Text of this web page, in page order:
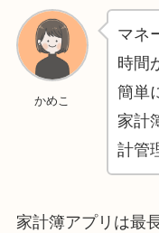
かめこ
マネ
時間
簡単
家計
計管
家計簿アプリは最